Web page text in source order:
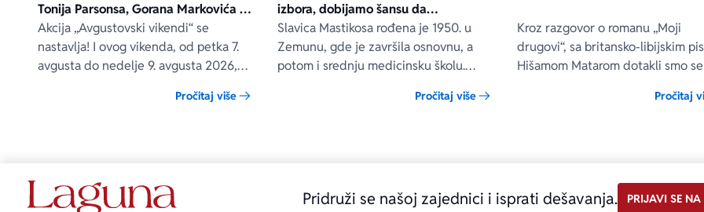
Tonija Parsonsa, Gorana Markovića i
drugih – na popustu od čak 40, 50 i
60%
Akcija „Avgustovski vikendi“ se
nastavlja! I ovog vikenda, od petka 7.
avgusta do nedelje 9. avgusta 2026,
odabrane Lagunine knjige, i to na
Pročitaj više
izbora, dobijamo šansu da
pronađemo mir
Slavica Mastikosa rođena je 1950. u
Zemunu, gde je završila osnovnu, a
potom i srednju medicinsku školu.
Frankfurtu na Majni. Do sada je izdala
Pročitaj više
Kroz razgovor o romanu „Moji
drugovi“, sa britansko-libijskim
Hišamom Matarom dotakli smo
danas znači biti čovek i koliko se
Pročitaj
Pridruži se našoj zajednici i isprati dešavanja. PRIJAVI SE NA